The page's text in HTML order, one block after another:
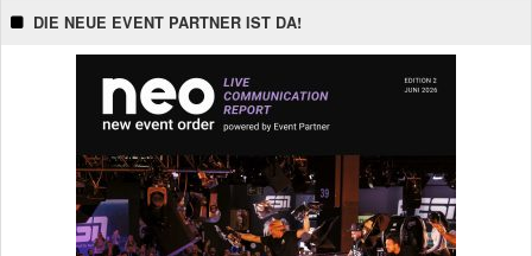
DIE NEUE EVENT PARTNER IST DA!